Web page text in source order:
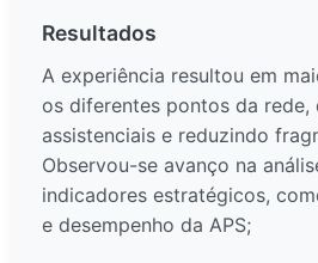
Resultados
A experiência resultou em
os diferentes pontos da
assistenciais e reduzindo
Observou-se avanço na
indicadores estratégicos,
e desempenho da APS;